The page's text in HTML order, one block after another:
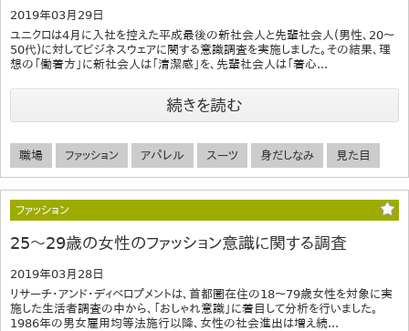
2019年03月29日
ユニクロは4月に入社を控えた平成最後の新社会人と先輩社会人(男性、20～
50代)に対してビジネスウェアに関する意識調査を実施しました。その結果、理
想の「働着方」に新社会人は「清潔感」を、先輩社会人は「着心...
続きを読む
職場 ファッション アパレル スーツ 身だしなみ 見た目
ファッション
25～29歳の女性のファッション意識に関する調査
2019年03月28日
リサーチ・アンド・ディベロプメントは、首都圏在住の18～79歳女性を対象に実
施した生活者調査の中から、「おしゃれ意識」に着目して分析を行いました。
1986年の男女雇用均等法施行以降、女性の社会進出は増え続...